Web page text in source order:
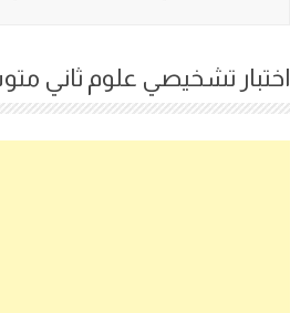
اختبار تشخيصي علوم ثاني